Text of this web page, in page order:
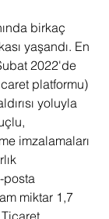
birkaç
yaşandı. En
2022'de
platformu)
yoluyla
imzalamaları
posta
miktar 1,7